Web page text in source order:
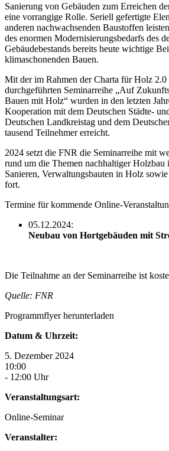
Sanierung von Gebäuden zum Erreichen
eine vorrangige Rolle. Seriell gefertigte
anderen nachwachsenden Baustoffen
des enormen Modernisierungsbedarfs des
Gebäudebestands bereits heute wichtige
klimaschonenden Bauen.
Mit der im Rahmen der Charta für Holz
durchgeführten Seminarreihe „Auf
Bauen mit Holz“ wurden in den letzten
Kooperation mit dem Deutschen Städte-
Deutschen Landkreistag und dem
tausend Teilnehmer erreicht.
2024 setzt die FNR die Seminarreihe mit
rund um die Themen nachhaltiger Holzbau
Sanieren, Verwaltungsbauten in Holz
fort.
Termine für kommende Online-
05.12.2024:
Neubau von Hortgebäuden mit
Die Teilnahme an der Seminarreihe ist
Quelle: FNR
Programmflyer herunterladen
Datum & Uhrzeit:
5. Dezember 2024
10:00
- 12:00 Uhr
Veranstaltungsart:
Online-Seminar
Veranstalter: